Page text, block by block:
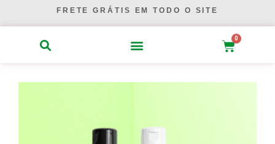
FRETE GRÁTIS EM TODO O SITE
0
Carrinho